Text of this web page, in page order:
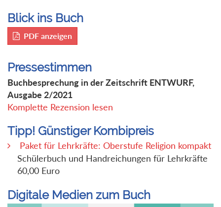
Blick ins Buch
PDF anzeigen
Pressestimmen
Buchbesprechung in der Zeitschrift ENTWURF,
Ausgabe 2/2021
Komplette Rezension lesen
Tipp! Günstiger Kombipreis
Paket für Lehrkräfte: Oberstufe Religion kompakt
Schülerbuch und Handreichungen für Lehrkräfte
60,00 Euro
Digitale Medien zum Buch